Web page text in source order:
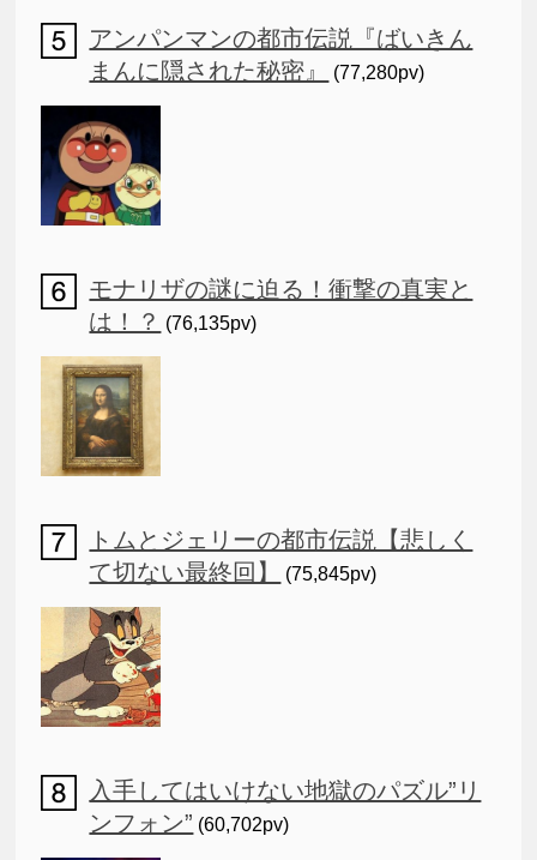
アンパンマンの都市伝説『ばいきん
まんに隠された秘密』
(77,280pv)
モナリザの謎に迫る！衝撃の真実と
は！？ (76,135pv)
トムとジェリーの都市伝説【悲しく
て切ない最終回】
(75,845pv)
入手してはいけない地獄のパズル”リ
ンフォン” (60,702pv)